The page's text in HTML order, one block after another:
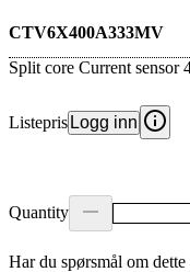
CTV6X400A333MV
Split core Current sensor
Listepris Logg inn
Quantity
Har du spørsmål om